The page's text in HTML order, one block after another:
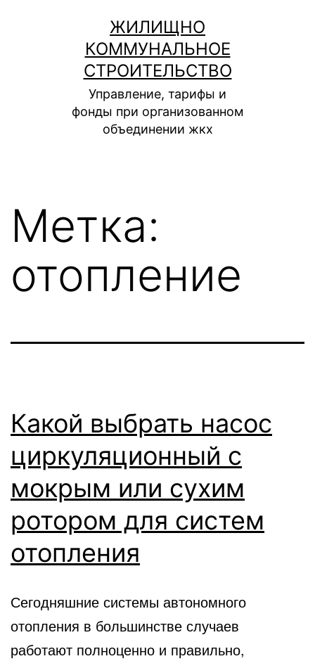
содержимому
ЖИЛИЩНО
КОММУНАЛЬНОЕ
СТРОИТЕЛЬСТВО
Управление, тарифы и
фонды при организованном
объединении жкх
Метка:
отопление
Какой выбрать насос
циркуляционный с
мокрым или сухим
ротором для систем
отопления
Сегодняшние системы автономного
отопления в большинстве случаев
работают полноценно и правильно,